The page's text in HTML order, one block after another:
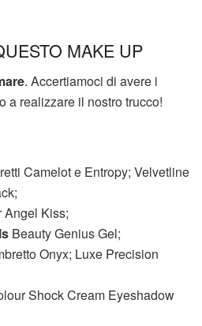
MAKE UP
. Accertiamoci di avere i
a realizzare il nostro trucco!
Camelot e Entropy; Velvetline
Angel Kiss;
Beauty Genius Gel;
Onyx; Luxe Precision
Shock Cream Eyeshadow